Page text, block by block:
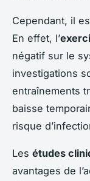
Cependant, il
En effet, l’
négatif sur le
investigations
entraînements
baisse
risque
Les études
avantages de